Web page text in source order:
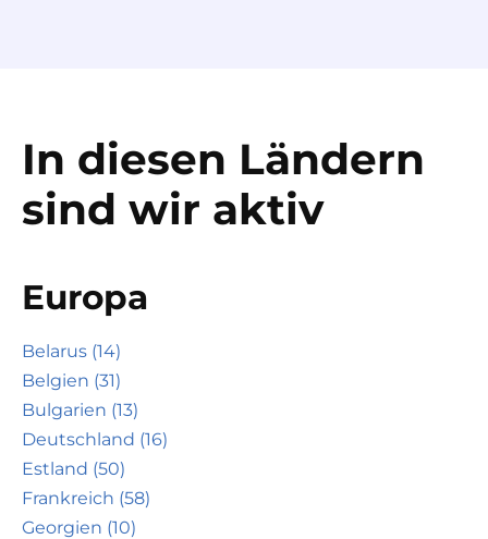
In diesen Ländern
sind wir aktiv
Europa
Belarus (14)
Belgien (31)
Bulgarien (13)
Deutschland (16)
Estland (50)
Frankreich (58)
Georgien (10)